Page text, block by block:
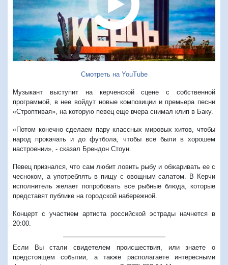
Смотреть на YouTube
Музыкант выступит на керченской сцене с собственной
программой, в нее войдут новые композиции и премьера песни
«Строптивая», на которую певец еще вчера снимал клип в Баку.
«Потом конечно сделаем пару классных мировых хитов, чтобы
народ прокачать и до футбола, чтобы все были в хорошем
настроении», - сказал Брендон Стоун.
Певец признался, что сам любит ловить рыбу и обжаривать ее с
чесноком, а употреблять в пищу с овощным салатом. В Керчи
исполнитель желает попробовать все рыбные блюда, которые
представят публике на городской набережной.
Концерт с участием артиста российской эстрады начнется в
20:00.
Если Вы стали свидетелем происшествия, или знаете о
предстоящем событии, а также располагаете интересными